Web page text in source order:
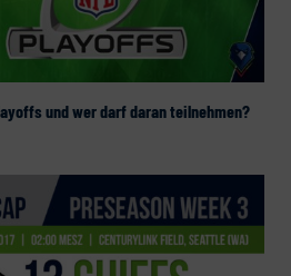
und wer darf daran teilnehmen?